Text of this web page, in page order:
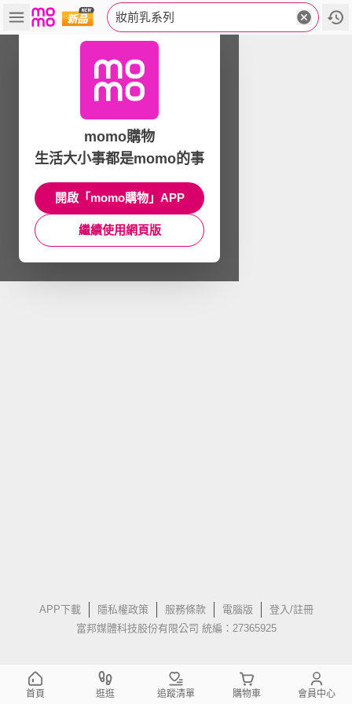
妝前乳系列
APP下載 隱私權政策 服務條款 電腦版
登入/註冊
富邦媒體科技股份有限公司 統編：27365925
momo購物
生活大小事都是momo的事
開啟「momo購物」APP
繼續使用網頁版
首頁 逛逛 追蹤清單 購物車 會員中心